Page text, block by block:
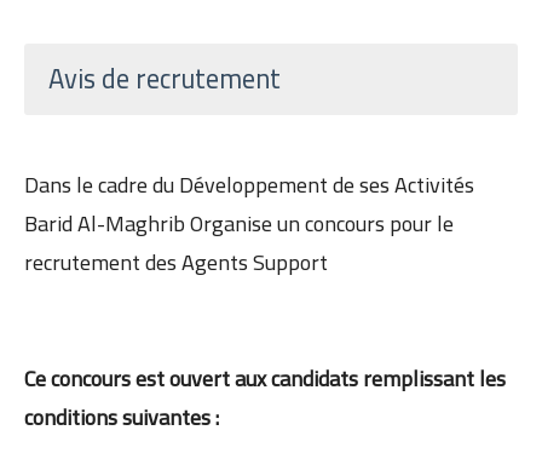
Avis de recrutement
Dans le cadre du Développement de ses Activités
Barid Al-Maghrib Organise un concours pour le
recrutement des Agents Support
Ce concours est ouvert aux candidats remplissant les
conditions suivantes :